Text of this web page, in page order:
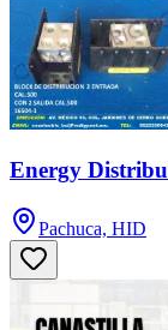
Energy
Pachuca, HID